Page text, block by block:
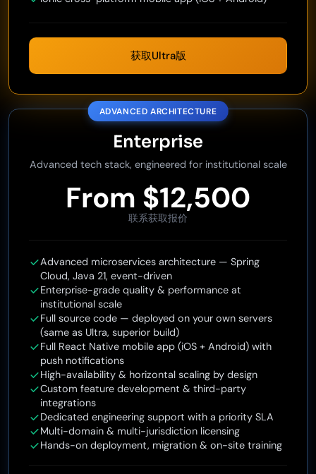
获取Ultra版
ADVANCED ARCHITECTURE
Enterprise
Advanced tech stack, engineered for institutional scale
From $12,500
联系获取报价
Advanced microservices architecture — Spring
Cloud, Java 21, event-driven
Enterprise-grade quality & performance at
institutional scale
Full source code — deployed on your own servers
(same as Ultra, superior build)
Full React Native mobile app (iOS + Android) with
push notifications
High-availability & horizontal scaling by design
Custom feature development & third-party
integrations
Dedicated engineering support with a priority SLA
Multi-domain & multi-jurisdiction licensing
Hands-on deployment, migration & on-site training